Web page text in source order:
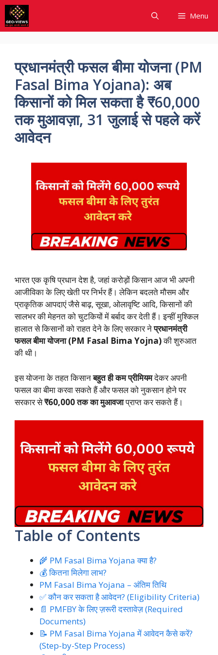
Skip
to
content
Menu
प्रधानमंत्री फसल बीमा योजना (PM
Fasal Bima Yojana): अब
किसानों को मिल सकता है ₹60,000
तक मुआवज़ा, 31 जुलाई से पहले करें
आवेदन
भारत एक कृषि प्रधान देश है, जहां करोड़ों किसान आज भी अपनी
आजीविका के लिए खेती पर निर्भर हैं। लेकिन बदलते मौसम और
प्राकृतिक आपदाएं जैसे बाढ़, सूखा, ओलावृष्टि आदि, किसानों की
सालभर की मेहनत को चुटकियों में बर्बाद कर देती हैं। इन्हीं मुश्किल
हालात से किसानों को राहत देने के लिए सरकार नेप्रधानमंत्री
फसल बीमा योजना (PM Fasal Bima Yojna)की शुरुआत
की थी।
इस योजना के तहत किसानबहुत ही कम प्रीमियमदेकर अपनी
फसल का बीमा करवा सकते हैं और फसल को नुकसान होने पर
सरकार से₹60,000तक का मुआवजाप्राप्त कर सकते हैं।
Table of Contents
🌾 PM Fasal Bima Yojana क्या है?
💰 कितना मिलेगा लाभ?
PM Fasal Bima Yojana – अंतिम तिथि
✅ कौन कर सकता है आवेदन? (Eligibility Criteria)
📄 PMFBY के लिए ज़रूरी दस्तावेज़ (Required
Documents)
📝 PM Fasal Bima Yojana में आवेदन कैसे करें?
(Step-by-Step Process)